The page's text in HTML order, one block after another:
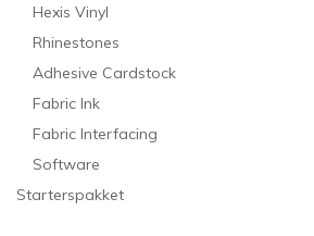
Hexis Vinyl
Rhinestones
Adhesive Cardstock
Fabric Ink
Fabric Interfacing
Software
Starterspakket